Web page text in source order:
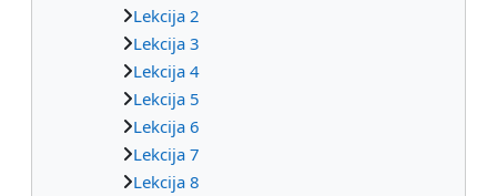
Lekcija 2
Lekcija 3
Lekcija 4
Lekcija 5
Lekcija 6
Lekcija 7
Lekcija 8